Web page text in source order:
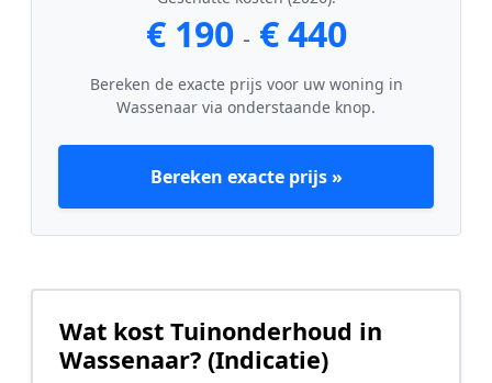
€ 190 - € 440
Bereken de exacte prijs voor uw woning in
Wassenaar via onderstaande knop.
Bereken exacte prijs »
Wat kost Tuinonderhoud in
Wassenaar? (Indicatie)